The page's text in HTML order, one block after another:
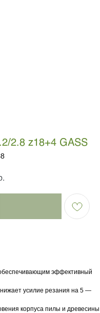
2.8 z18+4 GASS
эффективный
усилие резания на 5 —
корпуса пилы и древесины